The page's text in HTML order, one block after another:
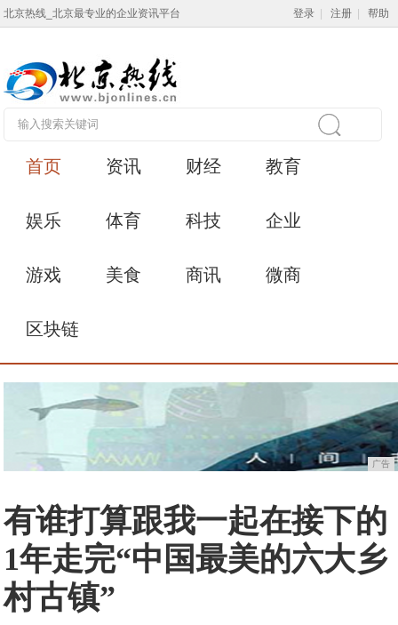
北京热线_北京最专业的企业资讯平台 登录 注册 帮助
首页 资讯 财经 教育
娱乐 体育 科技 企业
游戏 美食 商讯 微商
区块链
广告
有谁打算跟我一起在接下的
1年走完“中国最美的六大乡
村古镇”